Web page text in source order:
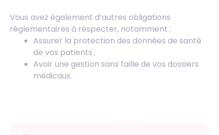
Vous avez également d’autres obligations
réglementaires à respecter, notamment :
Assurer la protection des données de santé
de vos patients ;
Avoir une gestion sans faille de vos dossiers
médicaux.